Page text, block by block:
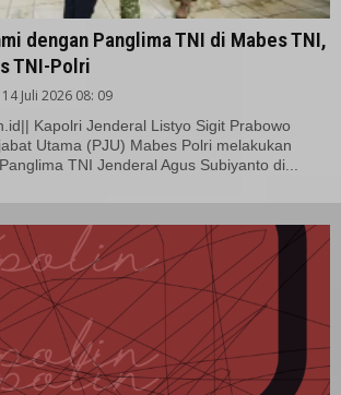
dengan Panglima TNI di Mabes TNI,
TNI-Polri
14 Juli 2026 08: 09
Kapolri Jenderal Listyo Sigit Prabowo
Utama (PJU) Mabes Polri melakukan
TNI Jenderal Agus Subiyanto di...